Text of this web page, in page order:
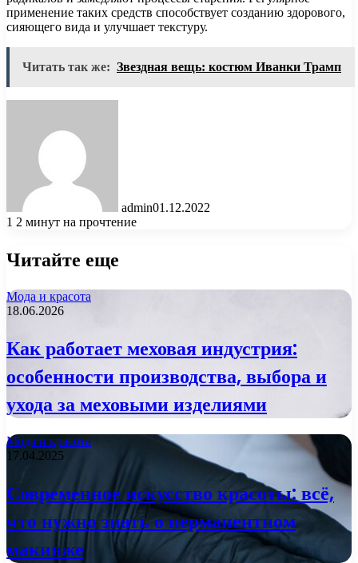
применение таких средств способствует созданию здорового,
сияющего вида и улучшает текстуру.
Читать так же: Звездная вещь: костюм Иванки Трамп
admin01.12.2022
1 2 минут на прочтение
Читайте еще
Мода и красота
18.06.2026
Как работает меховая индустрия:
особенности производства, выбора и
ухода за меховыми изделиями
Мода и красота
17.04.2025
Современное искусство красоты: всё,
что нужно знать о перманентном
макияже